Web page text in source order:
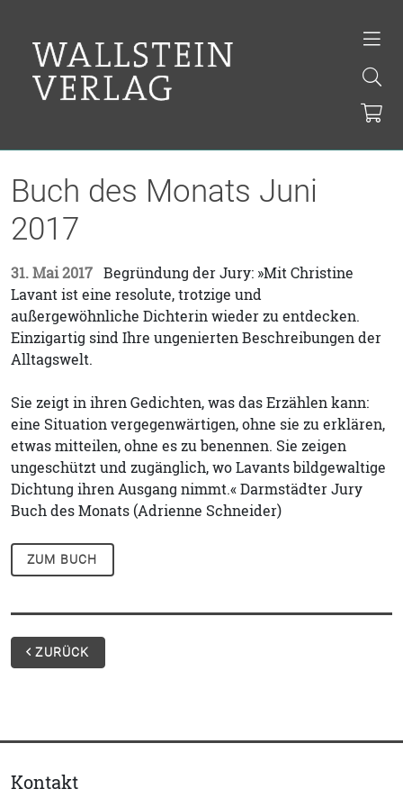
Buch des Monats Juni
2017
31. Mai 2017 Begründung der Jury: »Mit Christine
Lavant ist eine resolute, trotzige und
außergewöhnliche Dichterin wieder zu entdecken.
Einzigartig sind Ihre ungenierten Beschreibungen der
Alltagswelt.
Sie zeigt in ihren Gedichten, was das Erzählen kann:
eine Situation vergegenwärtigen, ohne sie zu erklären,
etwas mitteilen, ohne es zu benennen. Sie zeigen
ungeschützt und zugänglich, wo Lavants bildgewaltige
Dichtung ihren Ausgang nimmt.« Darmstädter Jury
Buch des Monats (Adrienne Schneider)
ZUM BUCH
ZURÜCK
Kontakt